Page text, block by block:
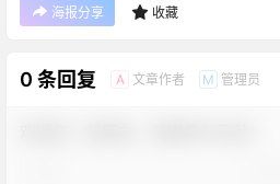
海报分享 收藏
0 条回复 A 文章作者 M 管理员